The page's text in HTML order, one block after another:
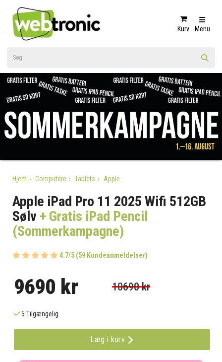
Kurv Menu
Hjem Computere Tablets Apple
Apple iPad Pro 11 2025 Wifi 512GB
Sølv+ Gratis iPad Pencil
(Sommerkampagne)
4.7/5 (59 Kundeanmeldelser)
9690 kr 10690 kr
5 Tilgængelig
Læg i kurv